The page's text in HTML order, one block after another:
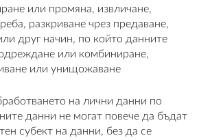
или промяна, извличане,
разкриване чрез предаване,
друг начин, по който данните
или комбиниране,
или унищожаване
на лични данни по
данни не могат повече да бъдат
субект на данни, без да се